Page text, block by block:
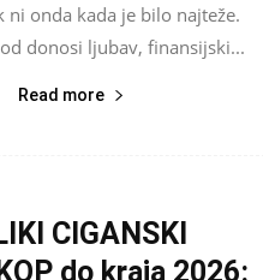
ni onda kada je bilo najteže.
donosi ljubav, finansijski...
Read more
CIGANSKI
do kraja 2026: